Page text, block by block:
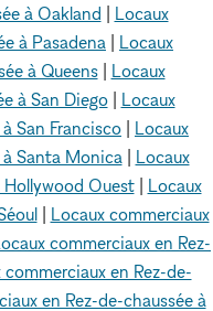
à Oakland | Locaux
à Pasadena | Locaux
à Queens| Locaux
à San Diego| Locaux
San Francisco | Locaux
Santa Monica | Locaux
Hollywood Ouest| Locaux
| Locaux commerciaux
commerciaux en Rez-
commerciaux en Rez-de-
en Rez-de-chaussée à